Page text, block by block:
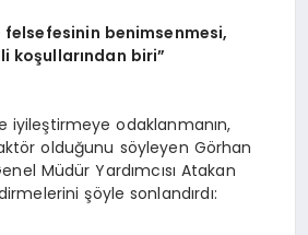
benimsenmesi,
koşullarından biri”
iyileştirmeye odaklanmanın,
olduğunu söyleyen Görhan
Müdür Yardımcısı Atakan
şöyle sonlandırdı: